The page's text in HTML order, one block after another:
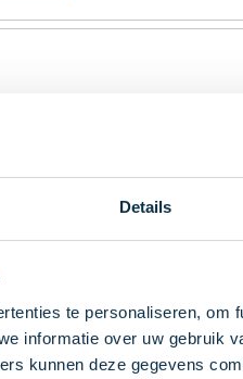
Details
te personaliseren, om
informatie over uw gebruik
kunnen deze gegevens